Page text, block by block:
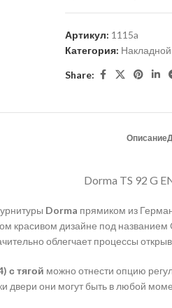
Артикул: 1115a
Категория: Накладной
Share:
Описание
Dorma TS 92 G
Dorma прямиком из
красивом дизайне под
облегчает процессы
с тягой можно отнести опцию
двери они могут быть в любой